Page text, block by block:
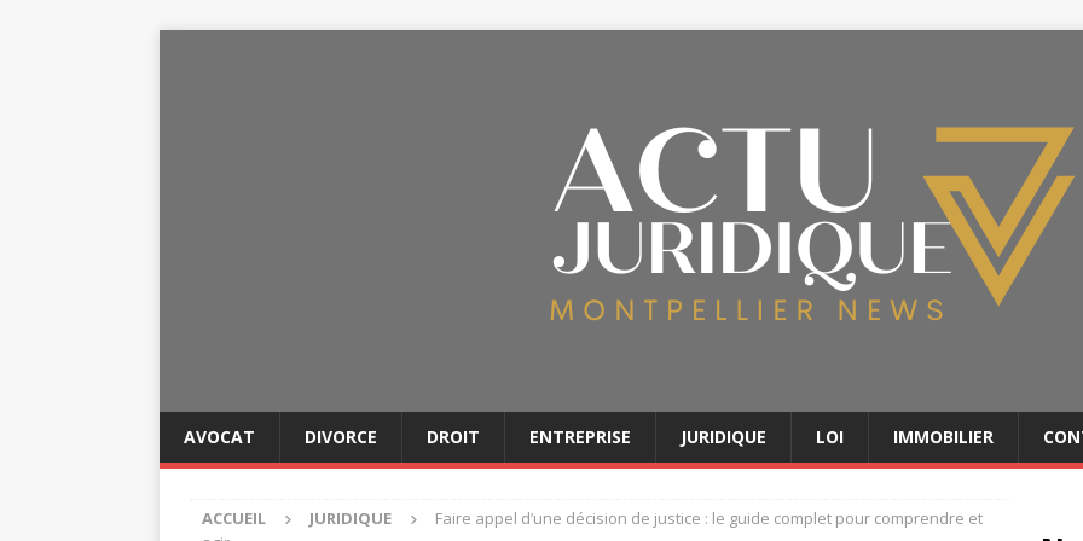
AVOCAT DIVORCE DROIT ENTREPRISE JURIDIQUE LOI IMMOBILIER
ACCUEIL JURIDIQUE
Faire appel d’une décision de justice : le guide complet pour comprendre et